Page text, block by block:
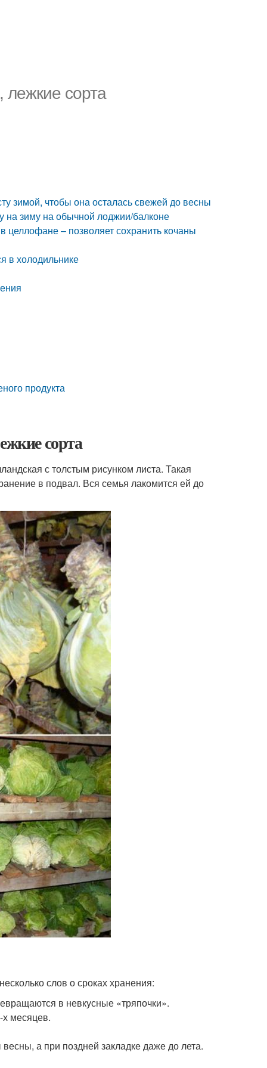
лежкие сорта
зимой, чтобы она осталась свежей до весны
на зиму на обычной лоджии/балконе
целлофане – позволяет сохранить кочаны
в холодильнике
продукта
сорта
с толстым рисунком листа. Такая
в подвал. Вся семья лакомится ей до
слов о сроках хранения:
в невкусные «тряпочки».
месяцев.
а при поздней закладке даже до лета.